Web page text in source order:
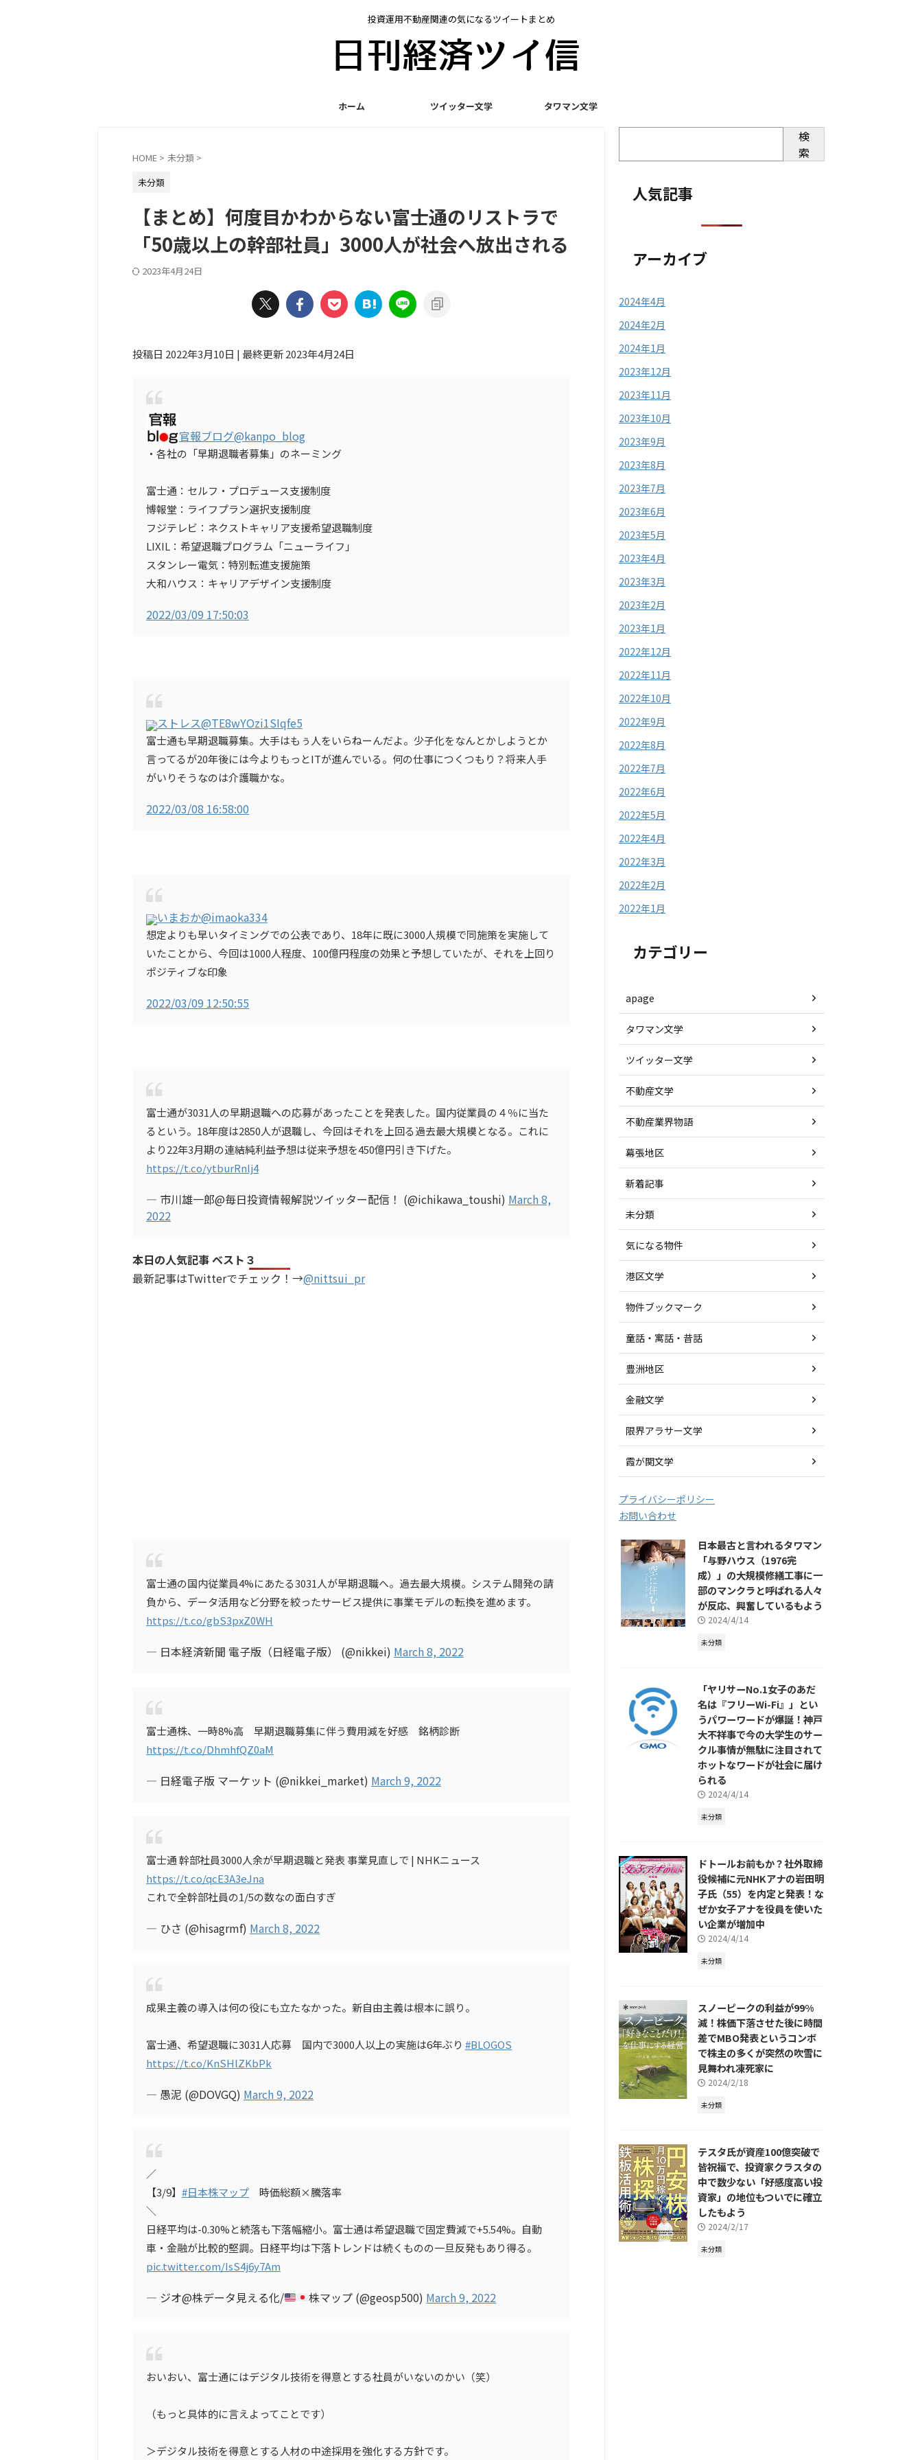
投資運用不動産関連の気になるツイートまとめ
ホーム ツイッター文学 タワマン文学
HOME > 未分類 >
未分類
【まとめ】何度目かわからない富士通のリストラで
「50歳以上の幹部社員」3000人が社会へ放出される
2023年4月24日
投稿日 2022年3月10日 | 最終更新 2023年4月24日
官報ブログ@kanpo_blog
・各社の「早期退職者募集」のネーミング
富士通：セルフ・プロデュース支援制度
博報堂：ライフプラン選択支援制度
フジテレビ：ネクストキャリア支援希望退職制度
LIXIL：希望退職プログラム「ニューライフ」
スタンレー電気：特別転進支援施策
大和ハウス：キャリアデザイン支援制度
2022/03/09 17:50:03
ストレス@TE8wYOzi1SIqfe5
富士通も早期退職募集。大手はもぅ人をいらねーんだよ。少子化をなんとかしようとか
言ってるが20年後には今よりもっとITが進んでいる。何の仕事につくつもり？将来人手
がいりそうなのは介護職かな。
2022/03/08 16:58:00
いまおか@imaoka334
想定よりも早いタイミングでの公表であり、18年に既に3000人規模で同施策を実施して
いたことから、今回は1000人程度、100億円程度の効果と予想していたが、それを上回り
ポジティブな印象
2022/03/09 12:50:55
富士通が3031人の早期退職への応募があったことを発表した。国内従業員の４％に当た
るという。18年度は2850人が退職し、今回はそれを上回る過去最大規模となる。これに
より22年3月期の連結純利益予想は従来予想を450億円引き下げた。
https://t.co/ytburRnlj4
— 市川雄一郎@毎日投資情報解説ツイッター配信！ (@ichikawa_toushi) March 8,
2022
本日の人気記事 ベスト３
最新記事はTwitterでチェック！→@nittsui_pr
富士通の国内従業員4%にあたる3031人が早期退職へ。過去最大規模。システム開発の請
負から、データ活用など分野を絞ったサービス提供に事業モデルの転換を進めます。
https://t.co/gbS3pxZ0WH
— 日本経済新聞 電子版（日経電子版） (@nikkei) March 8, 2022
富士通株、一時8%高 早期退職募集に伴う費用減を好感 銘柄診断
https://t.co/DhmhfQZ0aM
— 日経電子版 マーケット (@nikkei_market) March 9, 2022
富士通 幹部社員3000人余が早期退職と発表 事業見直しで | NHKニュース
https://t.co/qcE3A3eJna
これで全幹部社員の1/5の数なの面白すぎ
— ひさ (@hisagrmf) March 8, 2022
成果主義の導入は何の役にも立たなかった。新自由主義は根本に誤り。
富士通、希望退職に3031人応募 国内で3000人以上の実施は6年ぶり #BLOGOS
https://t.co/KnSHlZKbPk
— 愚泥 (@DOVGQ) March 9, 2022
／
【3/9】 #日本株マップ 時価総額×騰落率
＼
日経平均は-0.30%と続落も下落幅縮小。富士通は希望退職で固定費減で+5.54%。自動
車・金融が比較的堅調。日経平均は下落トレンドは続くものの一旦反発もあり得る。
pic.twitter.com/IsS4j6y7Am
— ジオ@株データ見える化/ 株マップ (@geosp500) March 9, 2022
おいおい、富士通にはデジタル技術を得意とする社員がいないのかい（笑）
（もっと具体的に言えよってことです）
＞デジタル技術を得意とする人材の中途採用を強化する方針です。
検
索
人気記事
アーカイブ
2024年4月
2024年2月
2024年1月
2023年12月
2023年11月
2023年10月
2023年9月
2023年8月
2023年7月
2023年6月
2023年5月
2023年4月
2023年3月
2023年2月
2023年1月
2022年12月
2022年11月
2022年10月
2022年9月
2022年8月
2022年7月
2022年6月
2022年5月
2022年4月
2022年3月
2022年2月
2022年1月
カテゴリー
apage
タワマン文学
ツイッター文学
不動産文学
不動産業界物語
幕張地区
新着記事
未分類
気になる物件
港区文学
物件ブックマーク
童話・寓話・昔話
豊洲地区
金融文学
限界アラサー文学
霞が関文学
プライバシーポリシー
お問い合わせ
日本最古と言われるタワマン
「与野ハウス（1976完
成）」の大規模修繕工事に一
部のマンクラと呼ばれる人々
が反応、興奮しているもよう
2024/4/14
未分類
「ヤリサーNo.1女子のあだ
名は『フリーWi-Fi』」とい
うパワーワードが爆誕！神戸
大不祥事で今の大学生のサー
クル事情が無駄に注目されて
ホットなワードが社会に届け
られる
2024/4/14
未分類
ドトールお前もか？社外取締
役候補に元NHKアナの岩田明
子氏（55）を内定と発表！な
ぜか女子アナを役員を使いた
い企業が増加中
2024/4/14
未分類
スノーピークの利益が99%
減！株価下落させた後に時間
差でMBO発表というコンボ
で株主の多くが突然の吹雪に
見舞われ凍死家に
2024/2/18
未分類
テスタ氏が資産100億突破で
皆祝福で、投資家クラスタの
中で数少ない「好感度高い投
資家」の地位もついでに確立
したもよう
2024/2/17
未分類